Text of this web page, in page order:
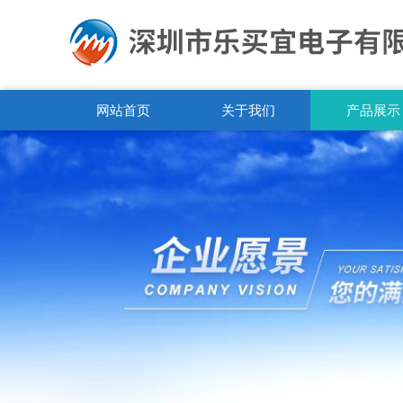
网站首页 关于我们 产品展示